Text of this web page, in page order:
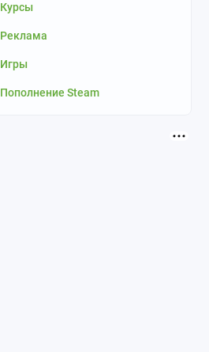
Курсы
Реклама
Игры
Пополнение Steam